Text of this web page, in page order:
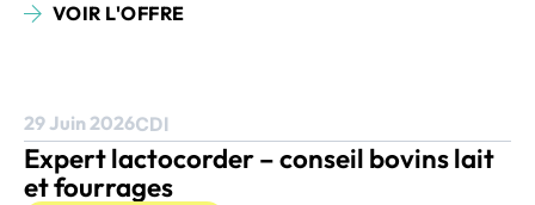
VOIR L'OFFRE
29 Juin 2026CDI
Expert lactocorder – conseil bovins lait
et fourrages